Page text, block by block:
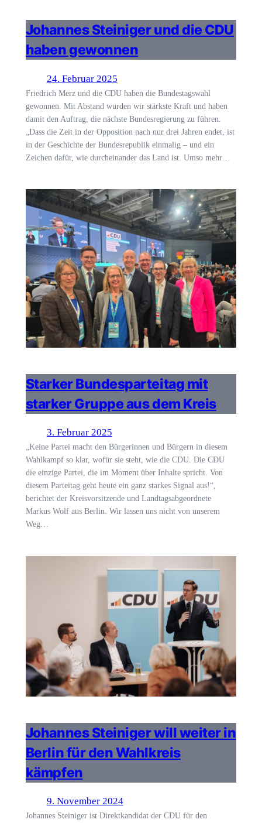
Johannes Steiniger und die CDU
haben gewonnen
24. Februar 2025
Friedrich Merz und die CDU haben die Bundestagswahl
gewonnen. Mit Abstand wurden wir stärkste Kraft und haben
damit den Auftrag, die nächste Bundesregierung zu führen.
„Dass die Zeit in der Opposition nach nur drei Jahren endet, ist
in der Geschichte der Bundesrepublik einmalig – und ein
Zeichen dafür, wie durcheinander das Land ist. Umso mehr…
Starker Bundesparteitag mit
starker Gruppe aus dem Kreis
3. Februar 2025
„Keine Partei macht den Bürgerinnen und Bürgern in diesem
Wahlkampf so klar, wofür sie steht, wie die CDU. Die CDU
die einzige Partei, die im Moment über Inhalte spricht. Von
diesem Parteitag geht heute ein ganz starkes Signal aus!“,
berichtet der Kreisvorsitzende und Landtagsabgeordnete
Markus Wolf aus Berlin. Wir lassen uns nicht von unserem
Weg…
Johannes Steiniger will weiter in
Berlin für den Wahlkreis
kämpfen
9. November 2024
Johannes Steiniger ist Direktkandidat der CDU für den